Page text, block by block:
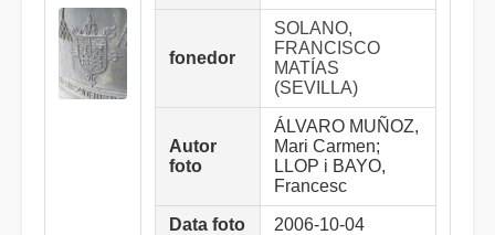
fonedor
SOLANO,
FRANCISCO
MATÍAS
(SEVILLA)
Autor
foto
ÁLVARO MUÑOZ,
Mari Carmen;
LLOP i BAYO,
Francesc
Data foto 2006-10-04